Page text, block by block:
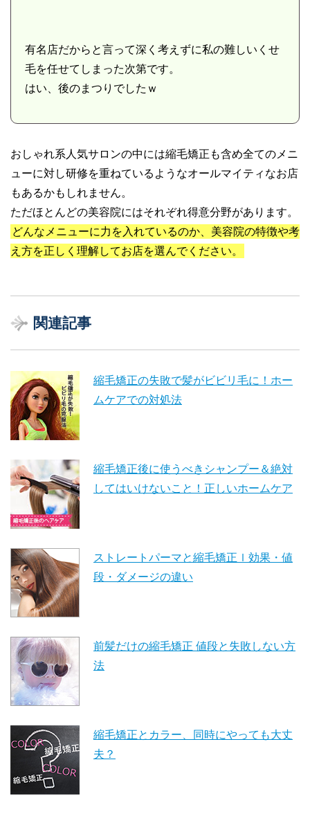
有名店だからと言って深く考えずに私の難しいくせ
毛を任せてしまった次第です。
はい、後のまつりでしたｗ
おしゃれ系人気サロンの中には縮毛矯正も含め全てのメニ
ューに対し研修を重ねているようなオールマイティなお店
もあるかもしれません。
ただほとんどの美容院にはそれぞれ得意分野があります。
どんなメニューに力を入れているのか、美容院の特徴や考
え方を正しく理解してお店を選んでください。
関連記事
縮毛矯正の失敗で髪がビビリ毛に！ホー
ムケアでの対処法
縮毛矯正後に使うべきシャンプー＆絶対
してはいけないこと！正しいホームケア
ストレートパーマと縮毛矯正ｌ効果・値
段・ダメージの違い
前髪だけの縮毛矯正 値段と失敗しない方
法
縮毛矯正とカラー、同時にやっても大丈
夫？